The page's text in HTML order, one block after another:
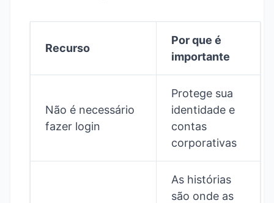
Recurso
Por que é
importante
Não é necessário
fazer login
Protege sua
identidade e
contas
corporativas
As histórias
são onde as